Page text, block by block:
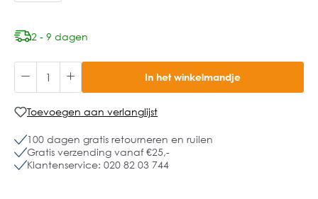
2 - 9 dagen
In het winkelmandje
Toevoegen aan verlanglijst
100 dagen gratis retourneren en ruilen
Gratis verzending vanaf €25,-
Klantenservice: 020 82 03 744